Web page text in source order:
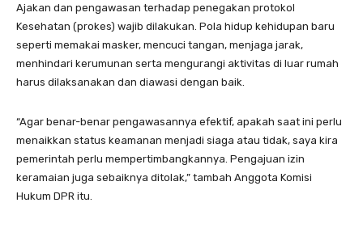
Ajakan dan pengawasan terhadap penegakan protokol
Kesehatan (prokes) wajib dilakukan. Pola hidup kehidupan baru
seperti memakai masker, mencuci tangan, menjaga jarak,
menhindari kerumunan serta mengurangi aktivitas di luar rumah
harus dilaksanakan dan diawasi dengan baik.
“Agar benar-benar pengawasannya efektif, apakah saat ini perlu
menaikkan status keamanan menjadi siaga atau tidak, saya kira
pemerintah perlu mempertimbangkannya. Pengajuan izin
keramaian juga sebaiknya ditolak,” tambah Anggota Komisi
Hukum DPR itu.